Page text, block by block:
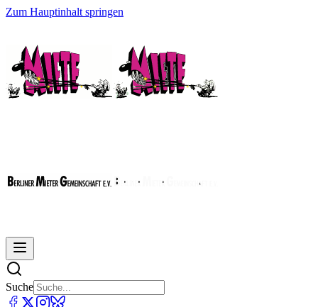
Zum Hauptinhalt springen
Suche